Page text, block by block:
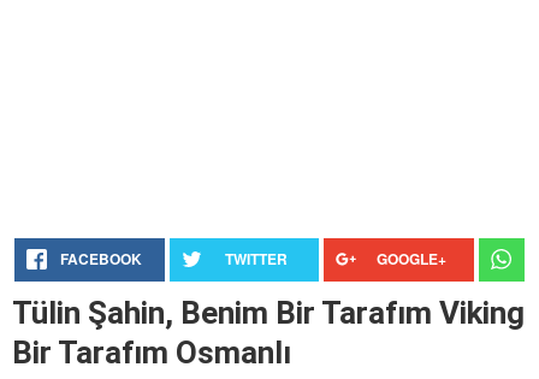
FACEBOOK TWITTER GOOGLE+
Tülin Şahin, Benim Bir Tarafım Viking
Bir Tarafım Osmanlı